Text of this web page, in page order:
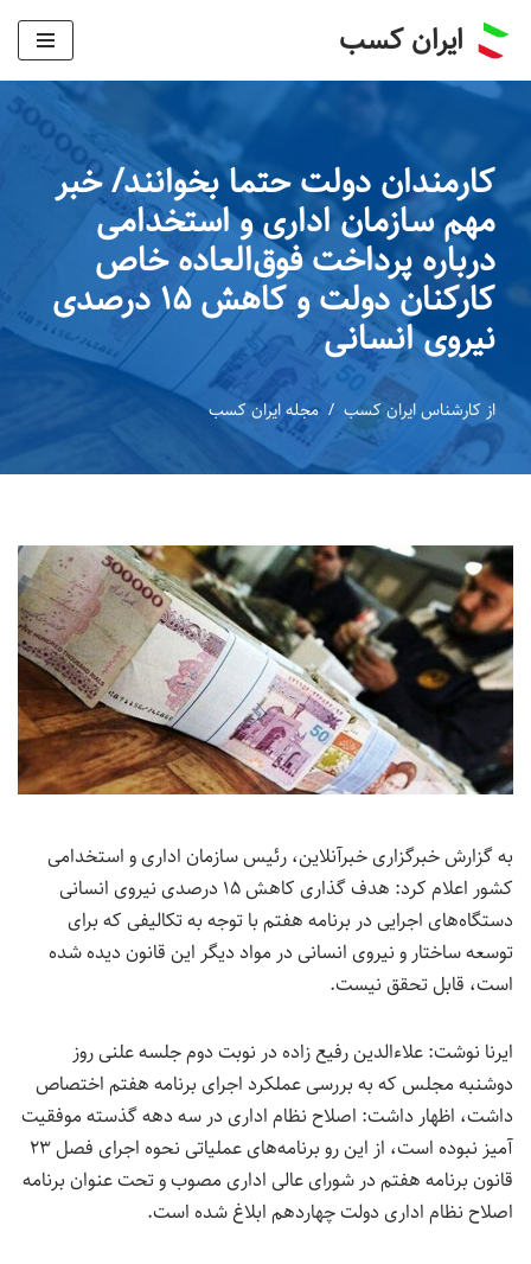
پرش
به
ایران کسب
کارمندان دولت حتما بخوانند/ خبر
مهم سازمان اداری و استخدامی
درباره پرداخت فوق‌العاده خاص
کارکنان دولت و کاهش ۱۵ درصدی
نیروی انسانی
از کارشناس ایران کسب مجله ایران کسب
به گزارش خبرگزاری خبرآنلاین، رئیس سازمان اداری و استخدامی
کشور اعلام کرد: هدف گذاری کاهش ۱۵ درصدی نیروی انسانی
دستگاه‌های اجرایی در برنامه هفتم با توجه به تکالیفی که برای
توسعه ساختار و نیروی انسانی در مواد دیگر این قانون دیده شده
است، قابل تحقق نیست.
ایرنا نوشت: علاءالدین رفیع زاده در نوبت دوم جلسه علنی روز
دوشنبه مجلس که به بررسی عملکرد اجرای برنامه هفتم اختصاص
داشت، اظهار داشت: اصلاح نظام اداری در سه دهه گذسته موفقیت
آمیز نبوده است، از این رو برنامه‌های عملیاتی نحوه اجرای فصل ۲۳
قانون برنامه هفتم در شورای عالی اداری مصوب و تحت عنوان برنامه
اصلاح نظام اداری دولت چهاردهم ابلاغ شده است.